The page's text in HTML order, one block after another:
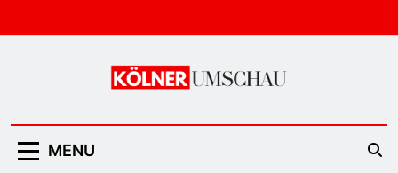
to
Kölner Umschau
MENU